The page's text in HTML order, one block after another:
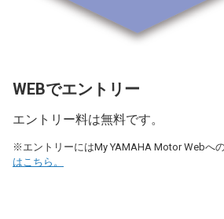
WEBでエントリー
エントリー料は無料です。
※エントリーにはMy YAMAHA Motor Webへ
はこちら。